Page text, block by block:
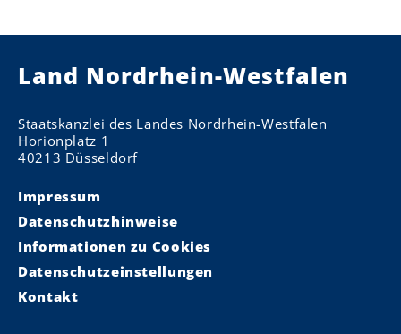
Land Nordrhein-Westfalen
Staatskanzlei des Landes Nordrhein-Westfalen
Horionplatz 1
40213 Düsseldorf
Impressum
Datenschutzhinweise
Informationen zu Cookies
Datenschutzeinstellungen
Kontakt